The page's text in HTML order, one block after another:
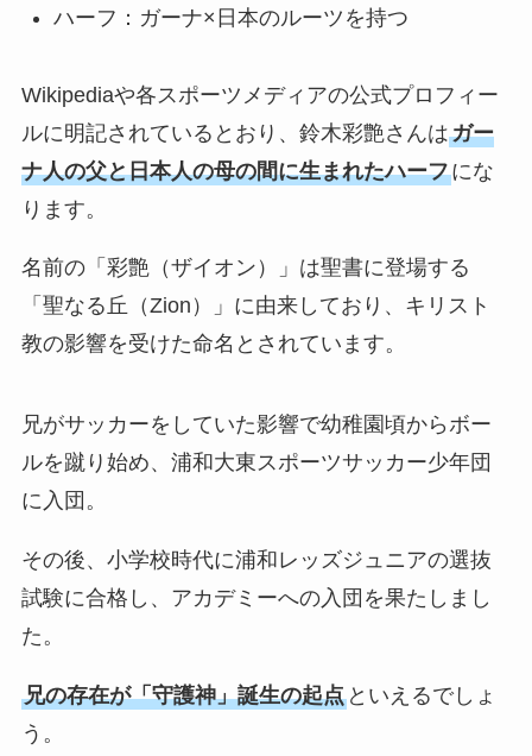
ハーフ：ガーナ×日本のルーツを持つ
Wikipediaや各スポーツメディアの公式プロフィー
ルに明記されているとおり、鈴木彩艶さんはガー
ナ人の父と日本人の母の間に生まれたハーフにな
ります。
名前の「彩艶（ザイオン）」は聖書に登場する
「聖なる丘（Zion）」に由来しており、キリスト
教の影響を受けた命名とされています。
兄がサッカーをしていた影響で幼稚園頃からボー
ルを蹴り始め、浦和大東スポーツサッカー少年団
に入団。
その後、小学校時代に浦和レッズジュニアの選抜
試験に合格し、アカデミーへの入団を果たしまし
た。
兄の存在が「守護神」誕生の起点といえるでしょ
う。